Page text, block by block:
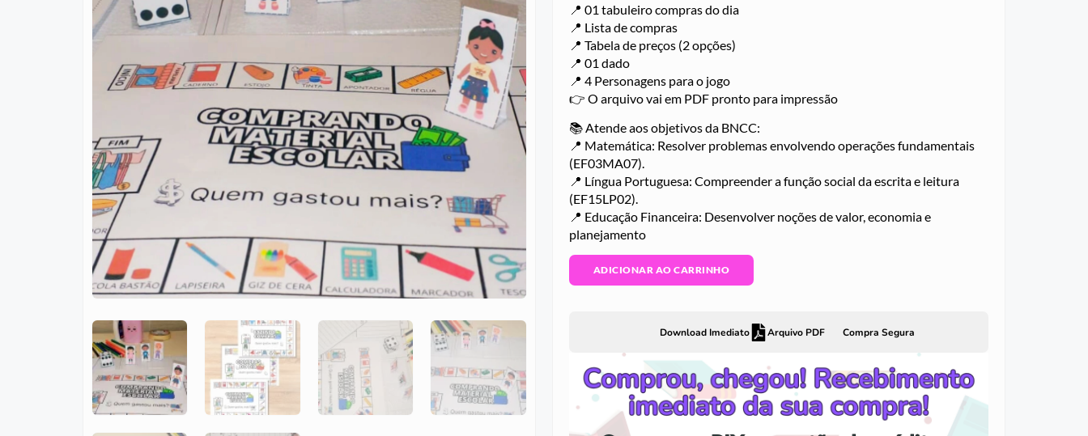
📍 01 tabuleiro compras do dia
📍 Lista de compras
📍 Tabela de preços (2 opções)
📍 01 dado
📍 4 Personagens para o jogo
👉 O arquivo vai em PDF pronto para impressão
📚 Atende aos objetivos da BNCC:
📍 Matemática: Resolver problemas envolvendo operações fundamentais
(EF03MA07).
📍 Língua Portuguesa: Compreender a função social da escrita e leitura
(EF15LP02).
📍 Educação Financeira: Desenvolver noções de valor, economia e
planejamento
ADICIONAR AO CARRINHO
Download Imediato Arquivo PDF Compra Segura